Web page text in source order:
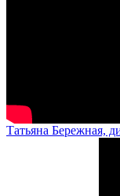
Татьяна Бережная,